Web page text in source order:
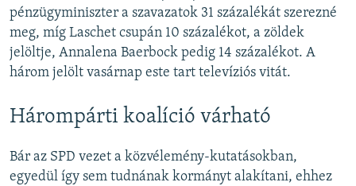
pénzügyminiszter a szavazatok 31 százalékát szerezné
meg, míg Laschet csupán 10 százalékot, a zöldek
jelöltje, Annalena Baerbock pedig 14 százalékot. A
három jelölt vasárnap este tart televíziós vitát.
Hárompárti koalíció várható
Bár az SPD vezet a közvélemény-kutatásokban,
egyedül így sem tudnának kormányt alakítani, ehhez